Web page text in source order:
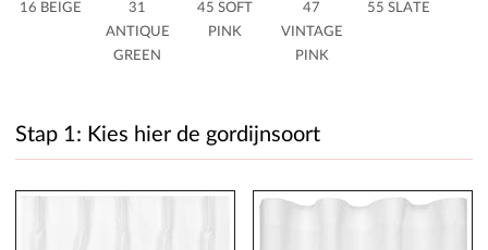
16 BEIGE
31
ANTIQUE
GREEN
45 SOFT
PINK
47
VINTAGE
PINK
55 SLATE
Stap 1: Kies hier de gordijnsoort